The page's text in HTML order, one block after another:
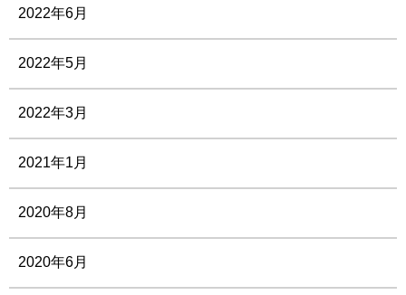
2022年6月
2022年5月
2022年3月
2021年1月
2020年8月
2020年6月